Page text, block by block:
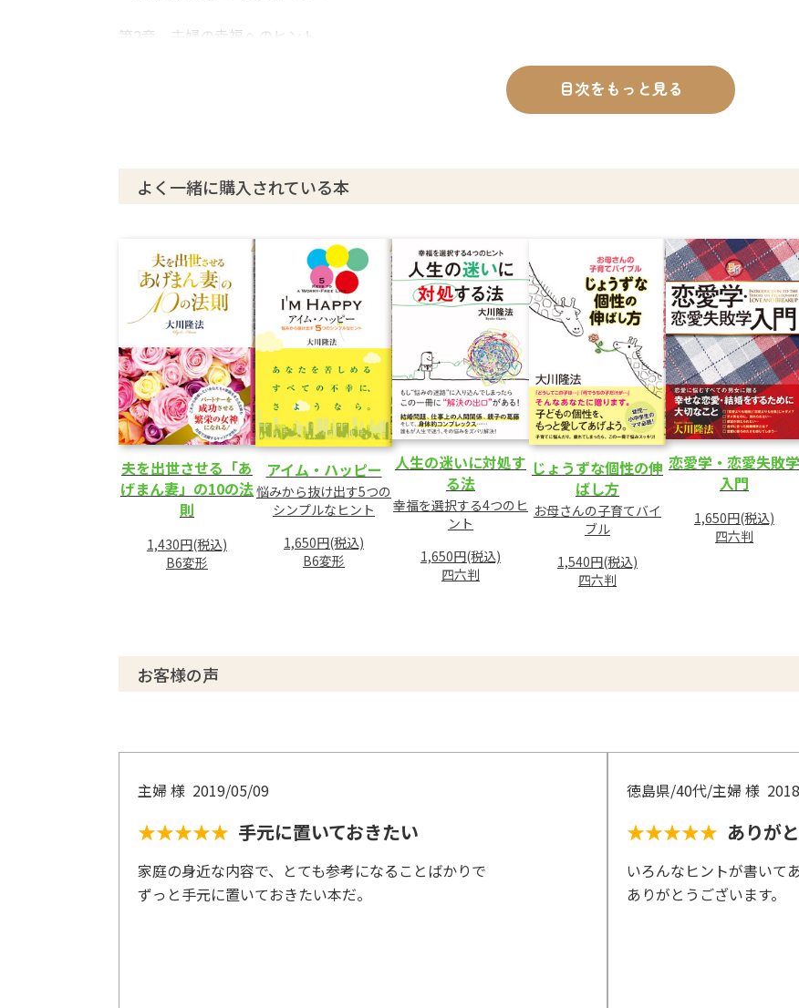
第2章 夫婦の幸福へのヒント
第3章 子供の幸福へのヒント
1 真の英才教育とは
3 人生の基礎を教える、学校と家庭のあり方
4 親子で直す、非行と登校拒否
5 ハンディを背負う子供たちへ
6 テレビゲームに熱中する子供への対応
7 正しい生き方をはぐくむ“心のしつけ”
8 非行防止に必要な宗教教育
第4章 みんなで明るい家庭をつくろう
1 家庭を明るくするには
2 第二の青春を迎える秘訣
3 心の持ち方と食生活
4 頭のよし悪しにおける、脳と魂のかかわり
5 遺伝病は克服できる
6 明るい家庭が幼児虐待を防ぐ
あとがき
目次をもっと見る
よく一緒に購入されている本
夫を出世させる「あ
げまん妻」の10の法
則
1,430円(税込)
B6変形
アイム・ハッピー
悩みから抜け出す5つの
シンプルなヒント
1,650円(税込)
B6変形
人生の迷いに対処す
る法
幸福を選択する4つのヒ
ント
1,650円(税込)
四六判
じょうずな個性の伸
ばし方
お母さんの子育てバイ
ブル
1,540円(税込)
四六判
恋愛学・恋愛失敗学
入門
1,650円(税込)
四六判
お客様の声
主婦 様 2019/05/09
★★★★★ 手元に置いておきたい
家庭の身近な内容で、とても参考になることばかりで
ずっと手元に置いておきたい本だ。
徳島県/40代/主婦 様
★★★★★ ありが
いろんなヒントが書いて
ありがとうございます。